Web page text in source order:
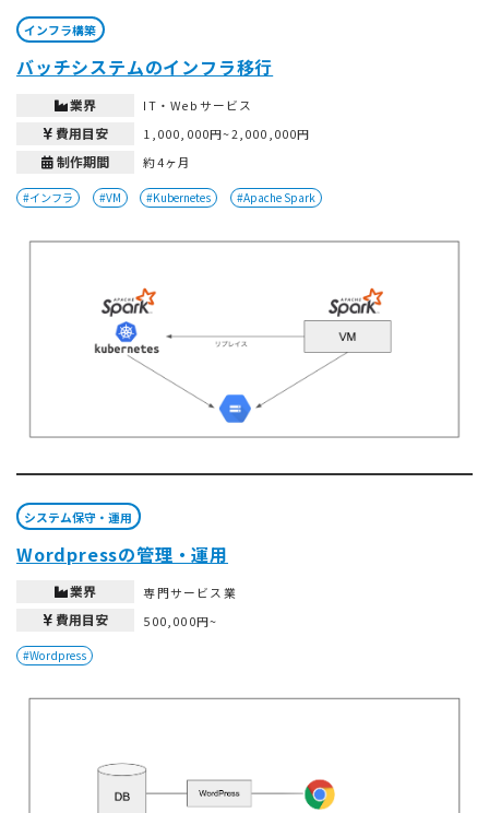
インフラ構築
バッチシステムのインフラ移行
業界 IT・Webサービス
費用目安 1,000,000円~2,000,000円
制作期間 約4ヶ月
#インフラ #VM #Kubernetes #Apache Spark
システム保守・運用
Wordpressの管理・運用
業界 専門サービス業
費用目安 500,000円~
#Wordpress